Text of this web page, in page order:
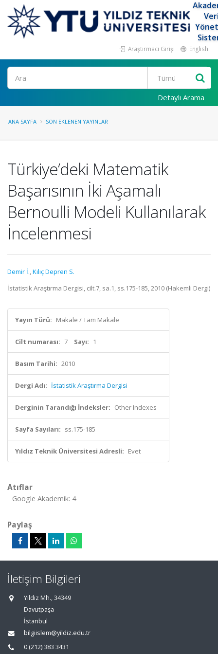
Araştırmacı Girişi English
Ara
Detaylı Arama
ANA SAYFA SON EKLENEN YAYINLAR
Türkiye’deki Matematik
Başarısının İki Aşamalı
Bernoulli Modeli Kullanılarak
İncelenmesi
Demir İ.,Kılıç Depren S.
İstatistik Araştırma Dergisi, cilt.7, sa.1, ss.175-185, 2010 (Hakemli Dergi)
Yayın Türü: Makale / Tam Makale
Cilt numarası: 7 Sayı: 1
Basım Tarihi: 2010
Dergi Adı: İstatistik Araştırma Dergisi
Derginin Tarandığı İndeksler: Other Indexes
Sayfa Sayıları: ss.175-185
Yıldız Teknik Üniversitesi Adresli: Evet
Atıflar
Google Akademik: 4
Paylaş
İletişim Bilgileri
Yıldız Mh., 34349
Davutpaşa
İstanbul
bilgiislem@yildiz.edu.tr
0 (212) 383 3431